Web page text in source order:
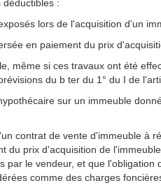
déductibles :
lors de l'acquisition d'un
en paiement du prix
même si ces travaux ont été
du b ter du 1° du I de
sur un immeuble
contrat de vente d'immeuble à
du prix d'acquisition de
par le vendeur, et que
comme des charges